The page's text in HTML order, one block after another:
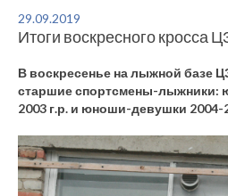
ВИДЫ СПОРТА
ОЦЕНКА КАЧЕСТВА
29.09.2019
Итоги воскресного кросса
В воскресенье на лыжной базе
старшие спортсмены-лыжники:
2003 г.р. и юноши-девушки 2004-